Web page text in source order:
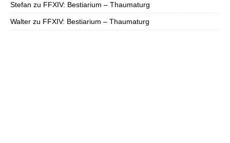
Stefan zu FFXIV: Bestiarium – Thaumaturg
Walter zu FFXIV: Bestiarium – Thaumaturg